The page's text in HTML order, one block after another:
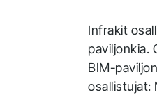
Infrakit
paviljonkia.
BIM-
osallistujat: